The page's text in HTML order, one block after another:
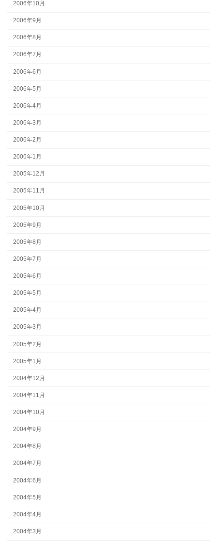
2006年10月
2006年9月
2006年8月
2006年7月
2006年6月
2006年5月
2006年4月
2006年3月
2006年2月
2006年1月
2005年12月
2005年11月
2005年10月
2005年9月
2005年8月
2005年7月
2005年6月
2005年5月
2005年4月
2005年3月
2005年2月
2005年1月
2004年12月
2004年11月
2004年10月
2004年9月
2004年8月
2004年7月
2004年6月
2004年5月
2004年4月
2004年3月